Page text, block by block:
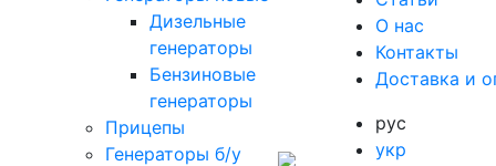
Дизельные
генераторы
Бензиновые
генераторы
Прицепы
Генераторы б/у
O нас
Контакты
Доставка и
рус
укр